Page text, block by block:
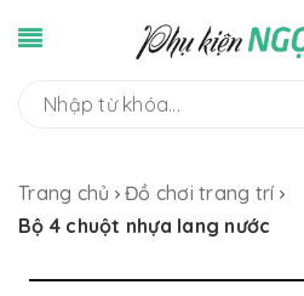
Trang chủ
Đồ chơi trang trí
Bộ 4 chuột nhựa lang nước